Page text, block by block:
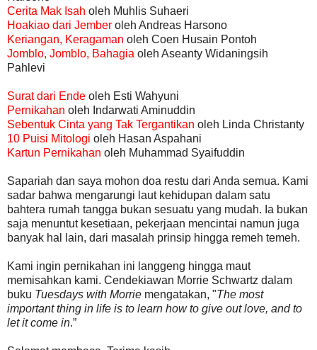
Cerita Mak Isah oleh Muhlis Suhaeri
Hoakiao dari Jember oleh Andreas Harsono
Keriangan, Keragaman oleh Coen Husain Pontoh
Jomblo, Jomblo, Bahagia oleh Aseanty Widaningsih
Pahlevi
Surat dari Ende oleh Esti Wahyuni
Pernikahan oleh Indarwati Aminuddin
Sebentuk Cinta yang Tak Tergantikan oleh Linda Christanty
10 Puisi Mitologi oleh Hasan Aspahani
Kartun Pernikahan oleh Muhammad Syaifuddin
Sapariah dan saya mohon doa restu dari Anda semua. Kami
sadar bahwa mengarungi laut kehidupan dalam satu
bahtera rumah tangga bukan sesuatu yang mudah. Ia bukan
saja menuntut kesetiaan, pekerjaan mencintai namun juga
banyak hal lain, dari masalah prinsip hingga remeh temeh.
Kami ingin pernikahan ini langgeng hingga maut
memisahkan kami. Cendekiawan Morrie Schwartz dalam
buku Tuesdays with Morrie mengatakan, "The most
important thing in life is to learn how to give out love, and to
let it come in.”